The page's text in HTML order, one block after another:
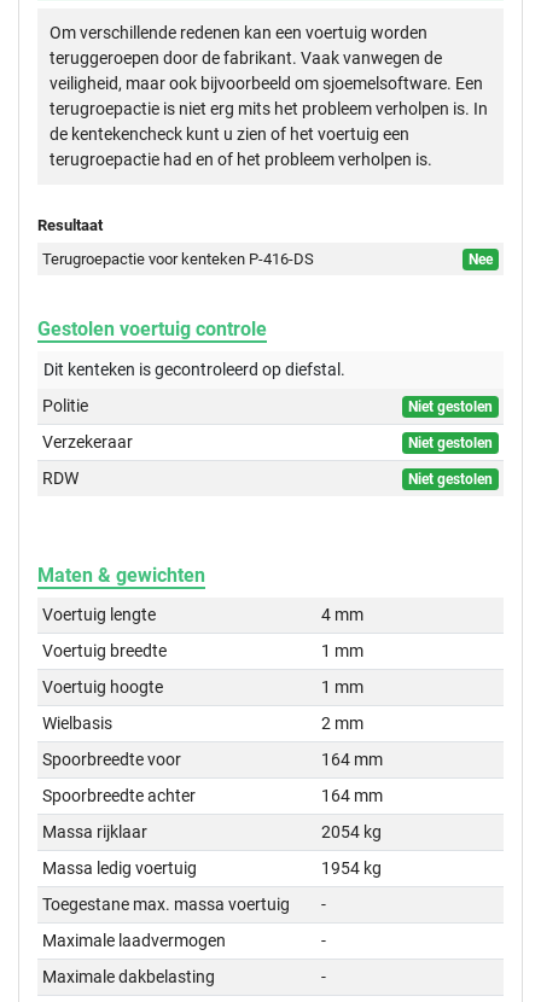
Om verschillende redenen kan een voertuig worden
teruggeroepen door de fabrikant. Vaak vanwegen de
veiligheid, maar ook bijvoorbeeld om sjoemelsoftware. Een
terugroepactie is niet erg mits het probleem verholpen is. In
de kentekencheck kunt u zien of het voertuig een
terugroepactie had en of het probleem verholpen is.
Resultaat
Terugroepactie voor kenteken P-416-DS
Nee
Gestolen voertuig controle
Dit kenteken is gecontroleerd opdiefstal.
Politie
Niet gestolen
Verzekeraar Niet gestolen
RDW Niet gestolen
Maten & gewichten
Voertuig lengte
4 mm
Voertuig breedte
1 mm
Voertuig hoogte
1 mm
Wielbasis
2 mm
Spoorbreedte voor
164 mm
Spoorbreedte achter
164 mm
Massa rijklaar
2054 kg
Massa ledig voertuig
1954 kg
Toegestane max. massa voertuig
-
Maximale laadvermogen
-
Maximale dakbelasting
-